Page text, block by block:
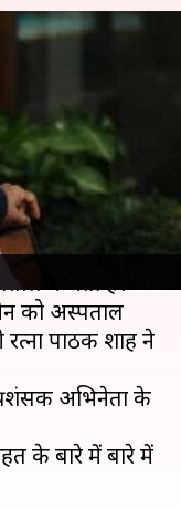
बिगड़ी,
में
की तबियत
में भर्ती हैं।
को अस्पताल
रत्ना पाठक शाह ने
अभिनेता के
के बारे में बारे में